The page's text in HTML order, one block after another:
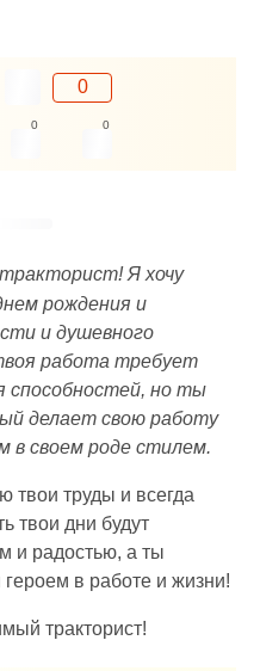
0
0 0
Я хочу
рождения и
и душевного
работа требует
способностей, но ты
делает свою работу
в своем роде стилем.
твои труды и всегда
твои дни будут
и радостью, а ты
в работе и жизни!
тракторист!